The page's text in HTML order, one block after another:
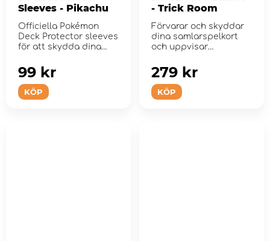
Sleeves - Pikachu
Officiella Pokémon
Deck Protector sleeves
för att skydda dina
KÖP
99 kr
- Trick Room
Förvarar och skyddar
dina samlarspelkort
och uppvisar
fullfärgskons...
KÖP
279 kr